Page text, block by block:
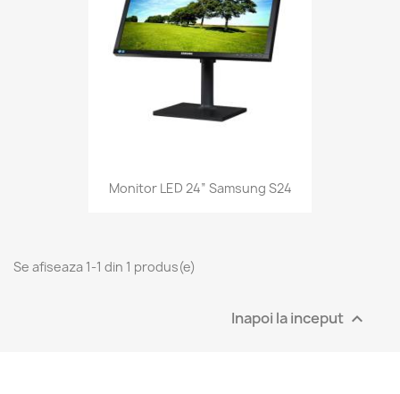
Monitor LED 24” Samsung S24
Se afiseaza 1-1 din 1 produs(e)
Inapoi la inceput 